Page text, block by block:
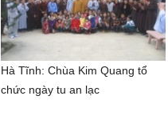
Hà Tĩnh: Chùa Kim Quang tổ
chức ngày tu an lạc